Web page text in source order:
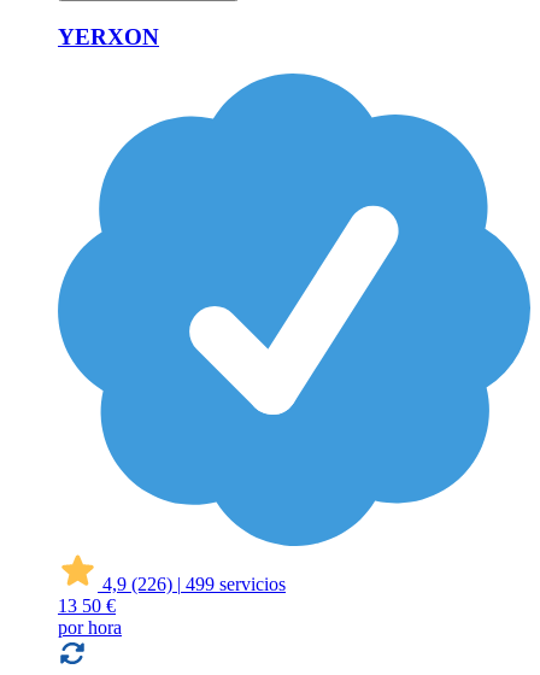
YERXON
4,9 (226) | 499 servicios
13 50 €
por hora